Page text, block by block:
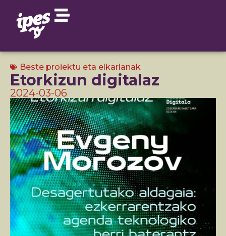
Beste proiektu eta elkarlanak
Etorkizun digitalaz
2024-03-06